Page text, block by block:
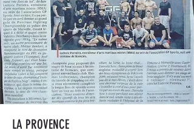
LA PROVENCE